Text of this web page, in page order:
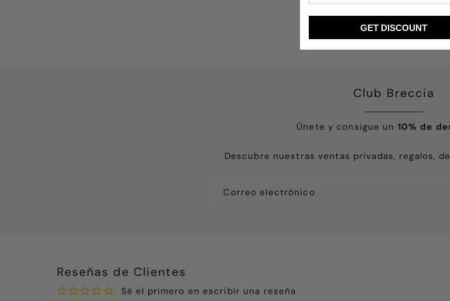
Club Breccia
Únete y consigue un 10% de
Descubre nuestras ventas privadas, regalos,
Reseñas de Clientes
Sé el primero en escribir una reseña
GET DISCOUNT